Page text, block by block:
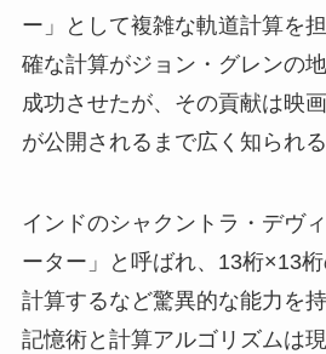
ー」として複雑な軌道計算を
確な計算がジョン・グレンの
成功させたが、その貢献は映
が公開されるまで広く知られ
インドのシャクントラ・デヴ
ーター」と呼ばれ、13桁×13
計算するなど驚異的な能力を
記憶術と計算アルゴリズムは